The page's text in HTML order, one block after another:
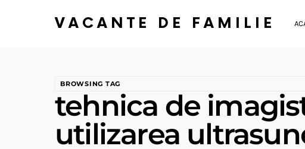
VACANTE DE FAMILIE
BROWSING TAG
tehnica de
utilizarea